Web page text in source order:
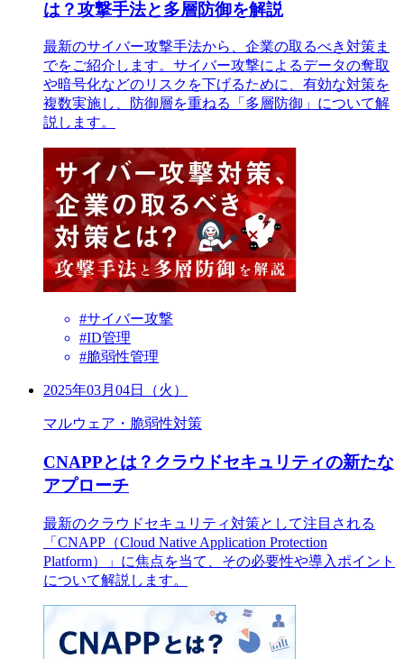
は？攻撃手法と多層防御を解説
最新のサイバー攻撃手法から、企業の取るべき対策ま
でをご紹介します。サイバー攻撃によるデータの奪取
や暗号化などのリスクを下げるために、有効な対策を
複数実施し、防御層を重ねる「多層防御」について解
説します。
#サイバー攻撃
#ID管理
#脆弱性管理
2025年03月04日（火）
マルウェア・脆弱性対策
CNAPPとは？クラウドセキュリティの新たな
アプローチ
最新のクラウドセキュリティ対策として注目される
「CNAPP（Cloud Native Application Protection
Platform）」に焦点を当て、その必要性や導入ポイント
について解説します。